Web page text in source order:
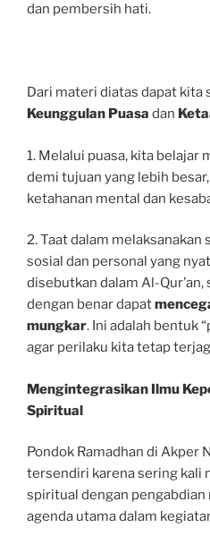
dan pembersih hati.
Dari materi diatas dapat kita
Keunggulan Puasa dan
1. Melalui puasa, kita belajar
demi tujuan yang lebih
ketahanan mental dan
2. Taat dalam
sosial dan personal yang
disebutkan dalam Al-
dengan benar dapat
mungkar. Ini adalah bentuk
agar perilaku kita tetap
Mengintegrasikan Ilmu
Spiritual
Pondok Ramadhan di Akper
tersendiri karena sering kali
spiritual dengan pengabdian
agenda utama dalam